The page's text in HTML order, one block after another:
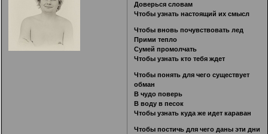
Доверься словам
Чтобы узнать настоящий их смысл
Чтобы вновь почувствовать лед
Прими тепло
Сумей промолчать
Чтобы узнать кто тебя ждет
Чтобы понять для чего существует
обман
В чудо поверь
В воду в песок
Чтобы узнать куда же идет караван
Чтобы постичь для чего даны эти дни